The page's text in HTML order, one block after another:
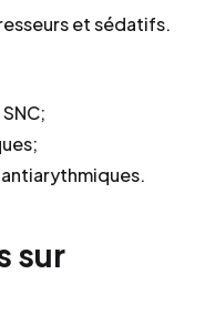
et sédatifs.
sur